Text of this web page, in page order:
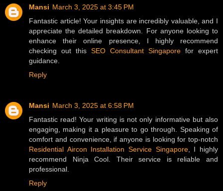
Mansi March 3, 2025 at 3:45 PM
Fantastic article! Your insights are incredibly valuable, and I
appreciate the detailed breakdown. For anyone looking to
enhance their online presence, I highly recommend
checking out this SEO Consultant Singapore for expert
guidance.
Reply
Mansi March 3, 2025 at 6:58 PM
Fantastic read! Your writing is not only informative but also
engaging, making it a pleasure to go through. Speaking of
comfort and convenience, if anyone is looking for top-notch
Residential Aircon Installation Service Singapore, I highly
recommend Ninja Cool. Their service is reliable and
professional.
Reply